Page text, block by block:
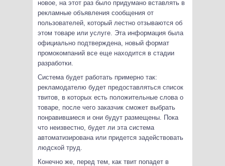
новое, на этот раз было придумано вставлять в
рекламные объявления сообщения от
пользователей, который лестно отзываются об
этом товаре или услуге. Эта информация была
официально подтверждена, новый формат
промокомпаний все еще находится в стадии
разработки.
Система будет работать примерно так:
рекламодателю будет предоставляться список
твитов, в которых есть положительные слова о
товаре, после чего заказчик сможет выбрать
понравившиеся и они будут размещены. Пока
что неизвестно, будет ли эта система
автоматизирована или придется задействовать
людской труд.
Конечно же, перед тем, как твит попадет в